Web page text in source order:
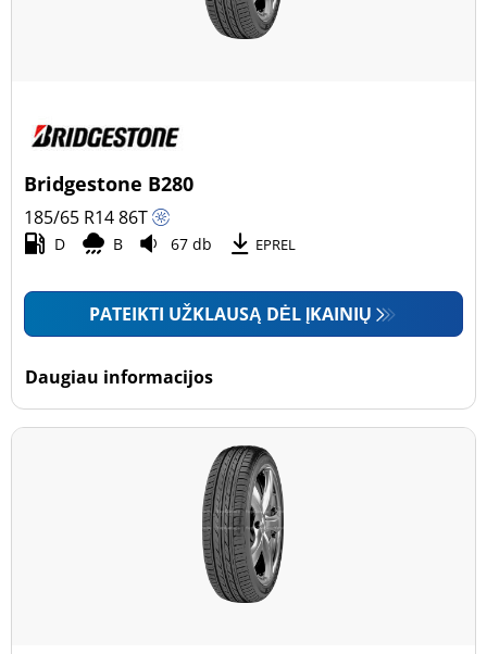
Bridgestone B280
185/65 R1486T
D B 67 db EPREL
PATEIKTI UŽKLAUSĄ DĖL ĮKAINIŲ
Daugiau informacijos